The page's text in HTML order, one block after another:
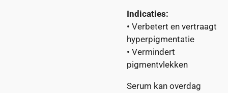
Indicaties:
• Verbetert en vertraagt
hyperpigmentatie
• Vermindert
pigmentvlekken
Serum kan overdag